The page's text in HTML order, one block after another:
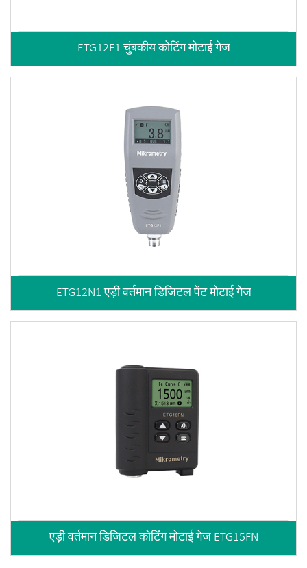
ETG12F1 चुंबकीय कोटिंग मोटाई गेज
ETG12N1 एड़ी वर्तमान डिजिटल पेंट मोटाई गेज
एड़ी वर्तमान डिजिटल कोटिंग मोटाई गेज ETG15FN